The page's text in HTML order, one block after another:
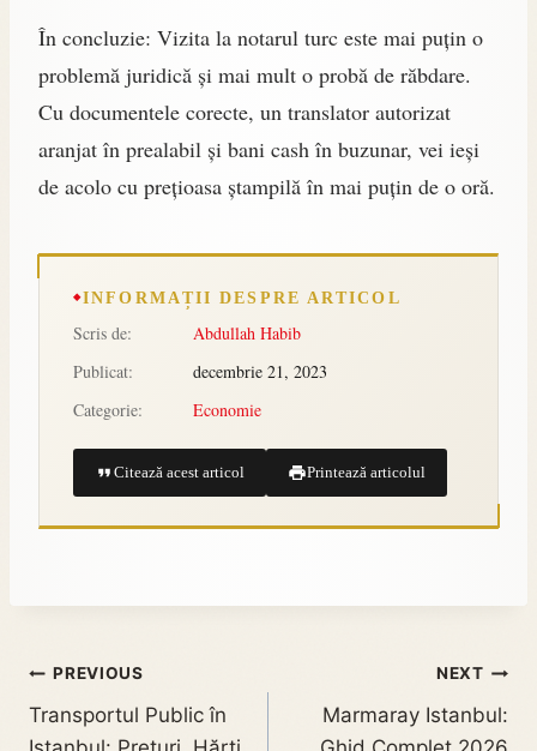
În concluzie: Vizita la notarul turc este mai puțin o
problemă juridică și mai mult o probă de răbdare.
Cu documentele corecte, un translator autorizat
aranjat în prealabil și bani cash în buzunar, vei ieși
de acolo cu prețioasa ștampilă în mai puțin de o oră.
INFORMAȚII DESPRE ARTICOL
Scris de:
Abdullah Habib
Publicat:
decembrie 21, 2023
Categorie:
Economie
Citează acest articol Printează articolul
PREVIOUS
Transportul Public în
NEXT
Marmaray Istanbul: